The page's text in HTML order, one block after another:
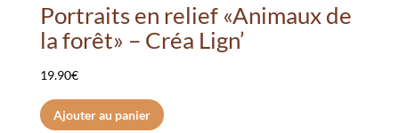
Portraits en relief «Animaux de
la forêt» – Créa Lign’
19.90€
Ajouter au panier